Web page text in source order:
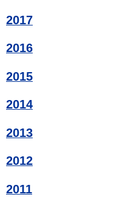
2017
2016
2015
2014
2013
2012
2011